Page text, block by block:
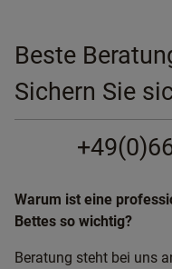
Beste
Sichern Sie
Warum ist eine
Bettes so wichtig?
Beratung steht bei uns